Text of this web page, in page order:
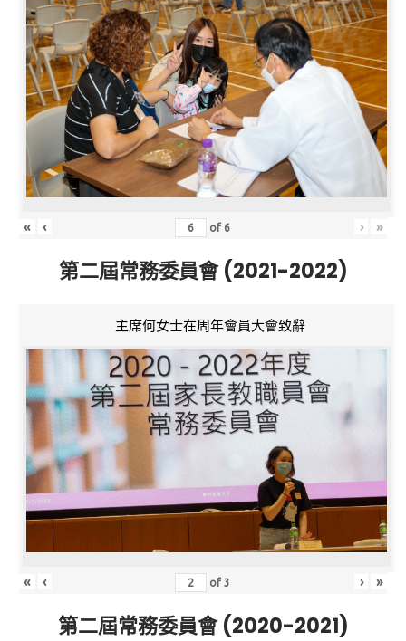
« ‹ of 6 › »
第二屆常務委員會 (2021-2022)
主席何女士在周年會員大會致辭
« ‹ of3 › »
第二屆常務委員會 (2020-2021)